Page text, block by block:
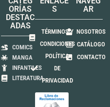
ORÍAS
DESTAC
ADAS
COMICS
MANGA
INFANTILES
LITERATURA
S
TÉRMINOS Y
CONDICIONES
POLÍTICA
DE
PRIVACIDAD
AR
NOSOTROS
CATÁLOGO
CONTACTO